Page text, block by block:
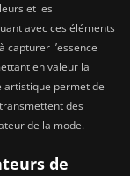
et les
avec ces éléments
capturer l’essence
en valeur la
artistique permet de
des
de la mode.
de